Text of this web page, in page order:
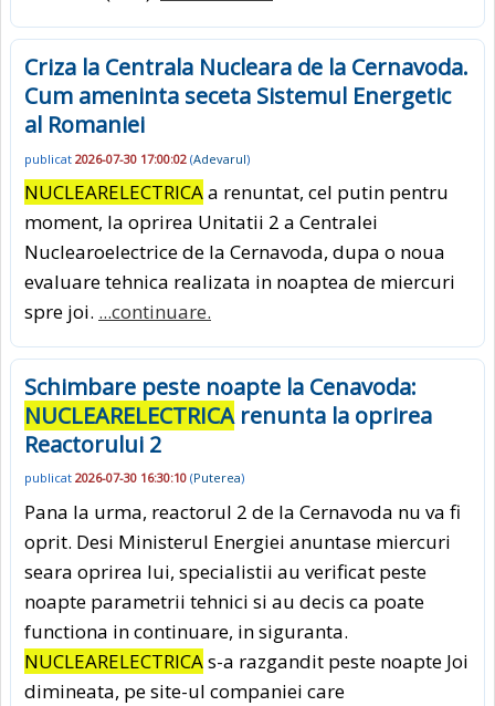
Criza la Centrala Nucleara de la Cernavoda.
Cum ameninta seceta Sistemul Energetic
al Romaniei
publicat 2026-07-30 17:00:02 (Adevarul)
NUCLEARELECTRICAa renuntat, cel putin pentru
moment, la oprirea Unitatii 2 a Centralei
Nuclearoelectrice de la Cernavoda, dupa o noua
evaluare tehnica realizata in noaptea de miercuri
spre joi. ...continuare.
Schimbare peste noapte la Cenavoda:
NUCLEARELECTRICArenunta la oprirea
Reactorului 2
publicat 2026-07-30 16:30:10 (Puterea)
Pana la urma, reactorul 2 de la Cernavoda nu va fi
oprit. Desi Ministerul Energiei anuntase miercuri
seara oprirea lui, specialistii au verificat peste
noapte parametrii tehnici si au decis ca poate
functiona in continuare, in siguranta.
NUCLEARELECTRICAs-a razgandit peste noapte Joi
dimineata, pe site-ul companiei care